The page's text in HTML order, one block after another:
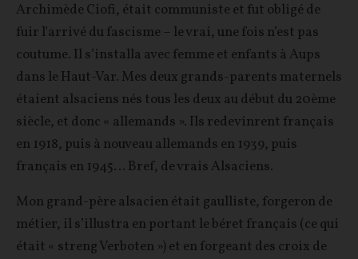
Archimède Ciofi, était communiste et fut obligé de
fuir l'arrivé du fascisme – le vrai, une fois n’est pas
coutume. Il s’installa avec femme et enfants à Aups
dans le Haut-Var. Mes deux grands-parents maternels
étaient alsaciens nés tous les deux au début du 20ème
siècle, et donc « allemands ». Ils redevinrent français
en 1918, puis à nouveau allemands en 1939, puis
français en 1945… Bref, de vrais Alsaciens.
Mon grand-père alsacien était gaulliste, forgeron de
métier, il s’illustra en portant le béret français (ce qui
était « streng Verboten ») et en forgeant des croix de